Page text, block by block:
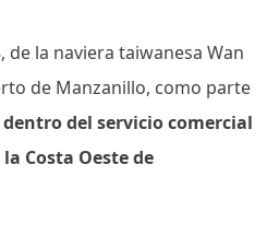
de la naviera taiwanesa Wan
de Manzanillo, como parte
del servicio comercial
Costa Oeste de